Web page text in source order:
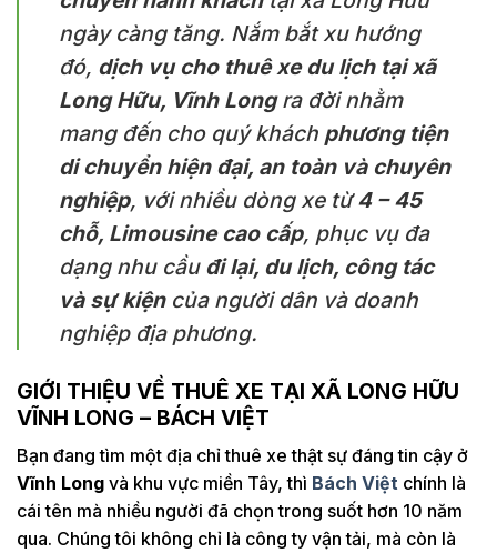
ngày càng tăng. Nắm bắt xu hướng
đó, dịch vụ cho thuê xe du lịch tại xã
Long Hữu, Vĩnh Longra đời nhằm
mang đến cho quý khách phương tiện
di chuyển hiện đại, an toàn và chuyên
nghiệp, với nhiều dòng xe từ4 – 45
chỗ, Limousine cao cấp, phục vụ đa
dạng nhu cầu đi lại, du lịch, công tác
và sự kiệncủa người dân và doanh
nghiệp địa phương.
GIỚI THIỆU VỀ THUÊ XE TẠI XÃ LONG HỮU
VĨNH LONG – BÁCH VIỆT
Bạn đang tìm một địa chỉ thuê xe thật sự đáng tin cậy ở
Vĩnh Long và khu vực miền Tây, thì Bách Việt chính là
cái tên mà nhiều người đã chọn trong suốt hơn 10 năm
qua. Chúng tôi không chỉ là công ty vận tải, mà còn là